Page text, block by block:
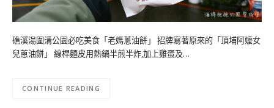
礁溪湯圍溝公園必吃美食「老媽蔥油餅」 招牌寫著原來的「頂埔阿嬤女
兒蔥油餅」 線桿麵皮用熱鍋半煎半炸,加上雞蛋及…
CONTINUE READING